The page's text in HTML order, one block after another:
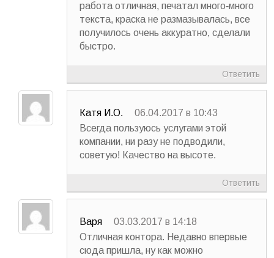
работа отличная, печатал много-много
текста, краска не размазывалась, все
получилось очень аккуратно, сделали
быстро.
Ответить
Катя И.О.
06.04.2017 в 10:43
Всегда пользуюсь услугами этой
компании, ни разу не подводили,
советую! Качество на высоте.
Ответить
Варя
03.03.2017 в 14:18
Отличная контора. Недавно впервые
сюда пришла, ну как можно